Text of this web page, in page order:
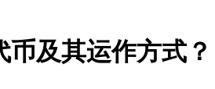
币及其运作方式？